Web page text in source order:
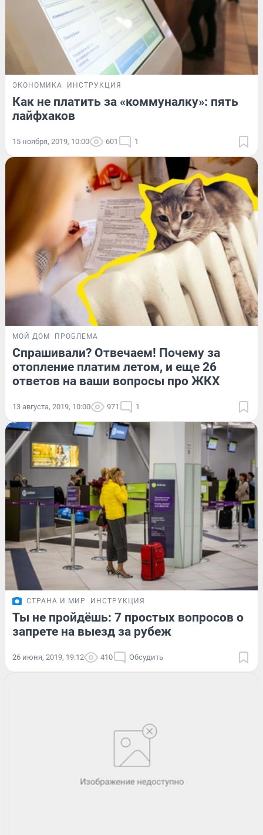
ЭКОНОМИКА ИНСТРУКЦИЯ
Как не платить за «коммуналку»: пять
лайфхаков
15 ноября, 2019, 10:00 601 1
МОЙ ДОМ ПРОБЛЕМА
Спрашивали? Отвечаем! Почему за
отопление платим летом, и еще 26
ответов на ваши вопросы про ЖКХ
13 августа, 2019, 10:00 971 1
СТРАНА И МИР ИНСТРУКЦИЯ
Ты не пройдёшь: 7 простых вопросов о
запрете на выезд за рубеж
26 июня, 2019, 19:12 410 Обсудить